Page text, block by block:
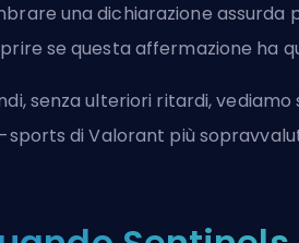
una dichiarazione assurda
se questa affermazione ha
senza ulteriori ritardi, vediamo
sports di Valorant più